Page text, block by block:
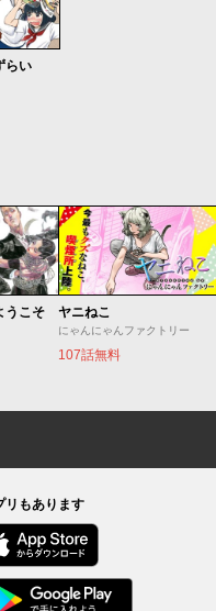
らい
うこそ ヤニねこ
にゃんにゃんファクトリー
107話無料
リもあります